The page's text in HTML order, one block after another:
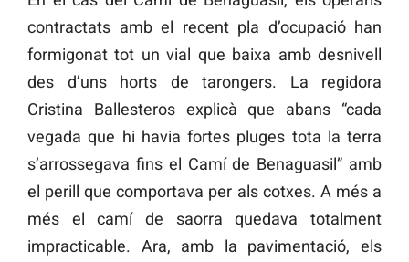
contractats amb el recent pla d’ocupació han
formigonat tot un vial que baixa amb desnivell
des d’uns horts de tarongers. La regidora
Cristina Ballesteros explicà que abans “cada
vegada que hi havia fortes pluges tota la terra
s’arrossegava fins el Camí de Benaguasil” amb
el perill que comportava per als cotxes. A més a
més el camí de saorra quedava totalment
impracticable. Ara, amb la pavimentació, els